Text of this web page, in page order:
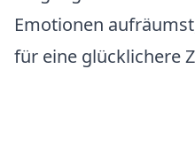
Emotionen
für eine glücklichere